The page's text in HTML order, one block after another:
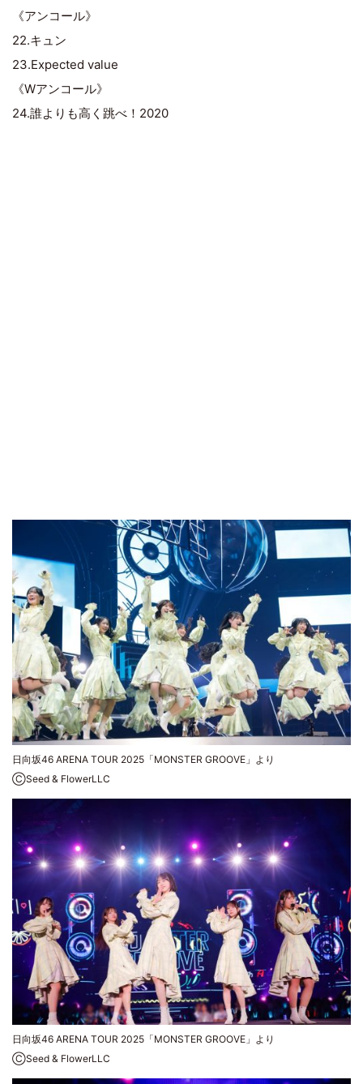
《アンコール》
22.キュン
23.Expected value
《Wアンコール》
24.誰よりも高く跳べ！2020
日向坂46 ARENA TOUR 2025「MONSTER GROOVE」より
ⒸSeed & FlowerLLC
日向坂46 ARENA TOUR 2025「MONSTER GROOVE」より
ⒸSeed & FlowerLLC